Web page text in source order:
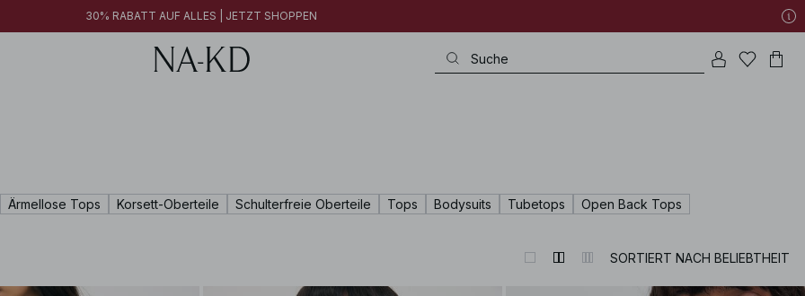
30% RABATT AUF ALLES | JETZT SHOPPEN
Ärmellose Tops Korsett-Oberteile Schulterfreie Oberteile Tops Bodysuits Tubetops Open Back Tops
SORTIERT NACH BELIEBTHEIT